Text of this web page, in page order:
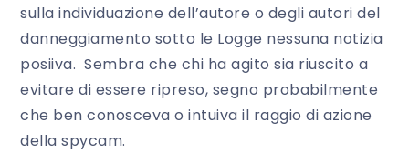
sulla individuazione dell’autore o degli autori del
danneggiamento sotto le Logge nessuna notizia
posiiva. Sembra che chi ha agito sia riuscito a
evitare di essere ripreso, segno probabilmente
che ben conosceva o intuiva il raggio di azione
della spycam.